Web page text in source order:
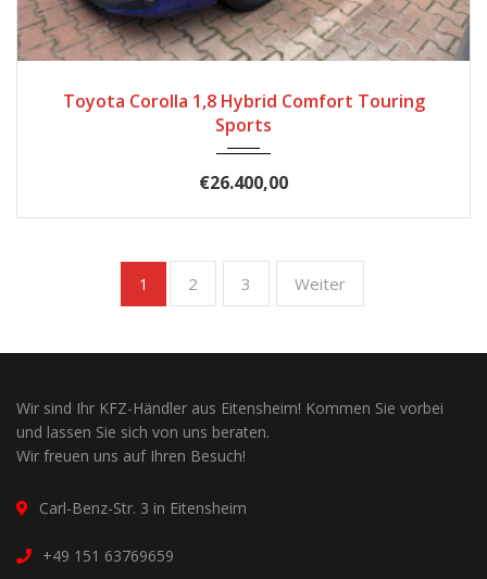
Toyota Corolla 1,8 Hybrid Comfort Touring
Sports
€26.400,00
1 2 3 Weiter
Wir sind Ihr KFZ-Händler aus Eitensheim! Kommen Sie vorbei
und lassen Sie sich von uns beraten.
Wir freuen uns auf Ihren Besuch!
Carl-Benz-Str. 3 in Eitensheim
+49 151 63769659